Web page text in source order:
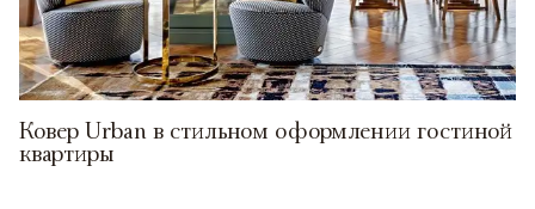
Ковер Urban в стильном оформлении гостиной
квартиры